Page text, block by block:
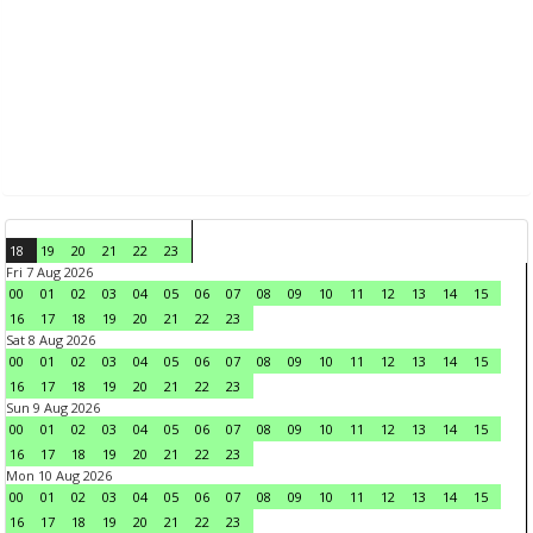
18 19 20 21 22
23
Fri 7 Aug 2026
00
01 02 03 04 05 06 07 08 09 10 11 12 13 14
15
16
17 18 19 20 21 22
23
Sat 8 Aug 2026
00
01 02 03 04 05 06 07 08 09 10 11 12 13 14
15
16
17 18 19 20 21 22
23
Sun 9 Aug 2026
00
01 02 03 04 05 06 07 08 09 10 11 12 13 14
15
16
17 18 19 20 21 22
23
Mon 10 Aug 2026
00
01 02 03 04 05 06 07 08 09 10 11 12 13 14
15
16
17 18 19 20 21 22
23